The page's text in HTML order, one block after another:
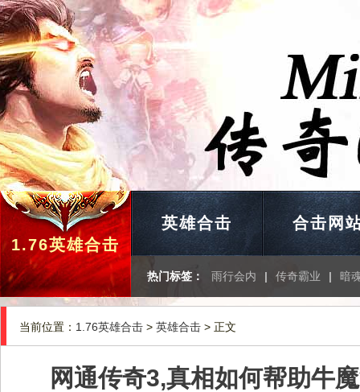
1.76英雄合击
英雄合击 合击网
热门标签： 雨行会内 | 传奇霸业 | 暗
当前位置： 1.76英雄合击 > 英雄合击 > 正文
网通传奇3,真相如何帮助牛